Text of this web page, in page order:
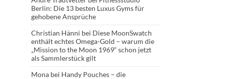
Berlin: Die 13 besten Luxus Gyms für
gehobene Ansprüche
Christian Hänni bei Diese MoonSwatch
enthält echtes Omega-Gold – warum die
„Mission to the Moon 1969“ schon jetzt
als Sammlerstück gilt
Mona bei Handy Pouches – die